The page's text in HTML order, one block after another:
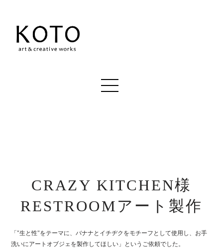
CRAZY KITCHEN様
RESTROOMアート製作
「"生と性"をテーマに、バナナとイチヂクをモチーフとして使用し、お手
洗いにアートオブジェを製作してほしい」というご依頼でした。